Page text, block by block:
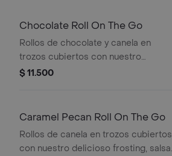
Chocolate Roll On The Go
Rollos de chocolate y canela en
trozos cubiertos con nuestro
delicioso frosting y salsa de
$ 11.500
Caramel Pecan Roll On The Go
Rollos de canela en trozos cubiertos
con nuestro delicioso frosting, salsa